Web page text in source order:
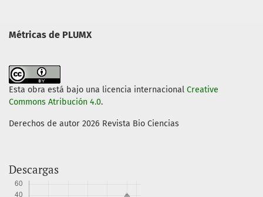
Métricas de PLUMX
Esta obra está bajo una licencia internacional Creative
Commons Atribución 4.0.
Derechos de autor 2026 Revista Bio Ciencias
Descargas